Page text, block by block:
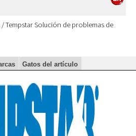
/Tempstar Solución de problemas de
Gatos del artículo